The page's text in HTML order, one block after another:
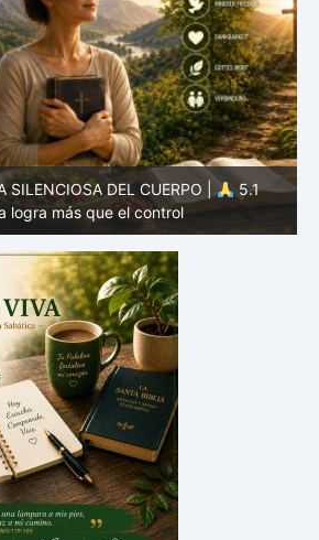
DEL DÍA | 27.07.2026 |
La
con grandes preguntas